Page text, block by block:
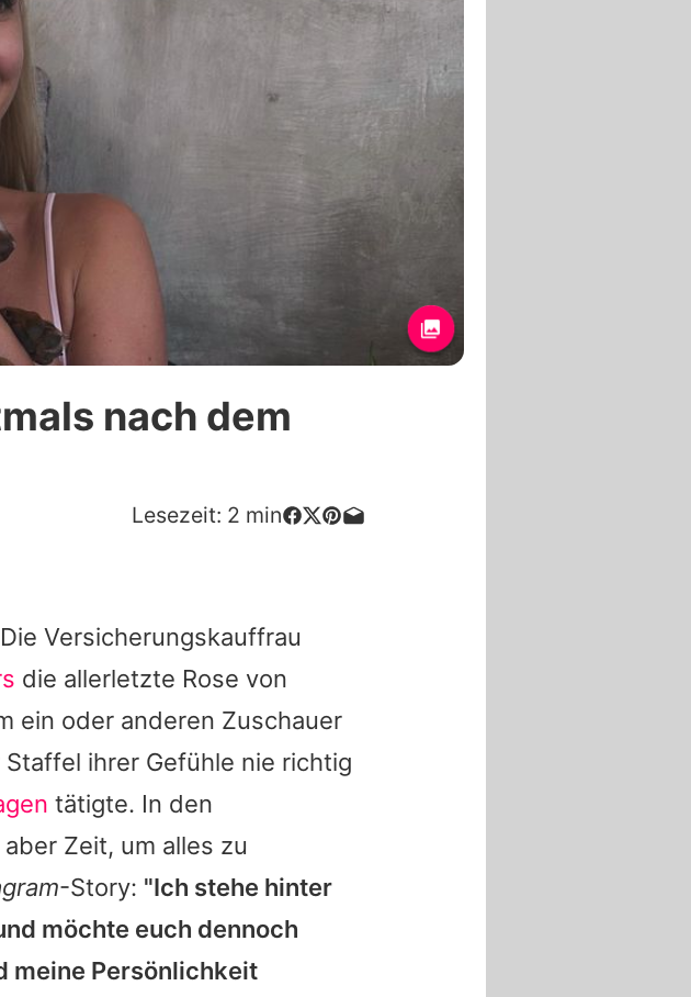
nach dem
Lesezeit: 2 min
Versicherungskauffrau
die allerletzte Rose von
ein oder anderen Zuschauer
ihrer Gefühle nie richtig
tätigte. In den
Zeit, um alles zu
-Story: "Ich stehe hinter
möchte euch dennoch
meine Persönlichkeit